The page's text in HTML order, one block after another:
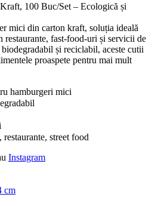
100 Buc/Set – Ecologică și
mici din carton kraft, soluția ideală
restaurante, fast-food-uri și servicii de
și reciclabil, aceste cutii
proaspete pentru mai mult
hamburgeri mici
street food
Instagram
cm